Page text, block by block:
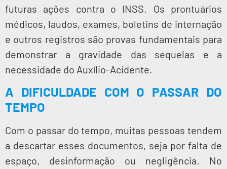
futuras ações contra o INSS. Os prontuários
médicos, laudos, exames, boletins de internação
e outros registros são provas fundamentais para
demonstrar a gravidade das sequelas e a
necessidade do Auxílio-Acidente.
A DIFICULDADE COM O PASSAR DO
TEMPO
Com o passar do tempo, muitas pessoas tendem
a descartar esses documentos, seja por falta de
espaço, desinformação ou negligência. No